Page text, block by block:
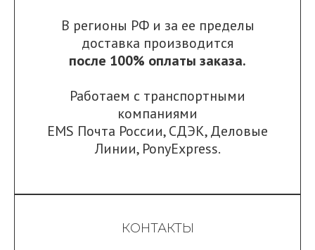
В регионы РФ и за ее пределы
доставка производится
после 100% оплаты заказа.
Работаем с транспортными
компаниями
EMS Почта России,СДЭК,Деловые
Линии, PonyExpress.
КОНТАКТЫ